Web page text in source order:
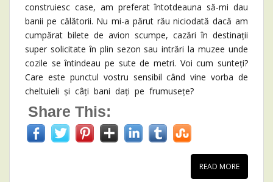
construiesc case, am preferat întotdeauna să-mi dau
banii pe călătorii. Nu mi-a părut rău niciodată dacă am
cumpărat bilete de avion scumpe, cazări în destinații
super solicitate în plin sezon sau intrări la muzee unde
cozile se întindeau pe sute de metri. Voi cum sunteți?
Care este punctul vostru sensibil când vine vorba de
cheltuieli și câți bani dați pe frumusețe?
Share This:
READ MORE